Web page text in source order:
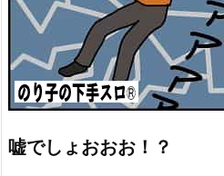
嘘でしょおおお！？